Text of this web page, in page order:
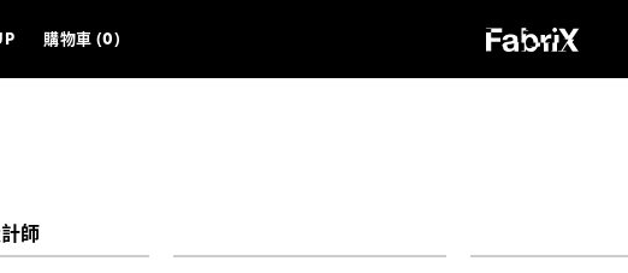
購物車 (0)
師